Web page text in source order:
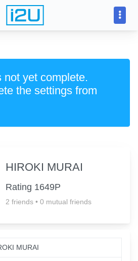
not yet complete.
the settings from
HIROKI MURAI
Rating 1649P
2 friends • 0 mutual friends
MURAI